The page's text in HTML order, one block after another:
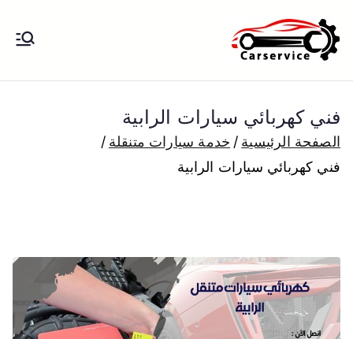
إلى
المحتوى
الكويت
بنشر متنقل الكويت كهرباء وبنشر تبديل
بارخص الاسعار
فني كهربائي سيارات الرابية
الصفحة الرئيسية
خدمة سيارات متنقلة
فني كهربائي سيارات الرابية